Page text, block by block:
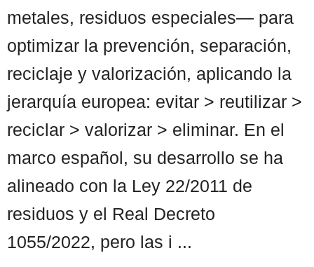
metales, residuos especiales— para
optimizar la prevención, separación,
reciclaje y valorización, aplicando la
jerarquía europea: evitar > reutilizar >
reciclar > valorizar > eliminar. En el
marco español, su desarrollo se ha
alineado con la Ley 22/2011 de
residuos y el Real Decreto
1055/2022, pero las i ...